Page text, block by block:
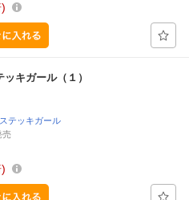
ッキガール（１）
テッキガール
売